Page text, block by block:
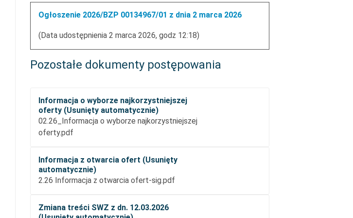
Ogłoszenie 2026/BZP 00134967/01 z dnia 2 marca 2026
(Data udostępnienia 2 marca 2026, godz 12:18)
Pozostałe dokumenty postępowania
Informacja o wyborze najkorzystniejszej
oferty (Usunięty automatycznie)
02.26_Informacja o wyborze najkorzystniejszej
oferty.pdf
Informacja z otwarcia ofert (Usunięty
automatycznie)
2.26 Informacja z otwarcia ofert-sig.pdf
Zmiana treści SWZ z dn. 12.03.2026